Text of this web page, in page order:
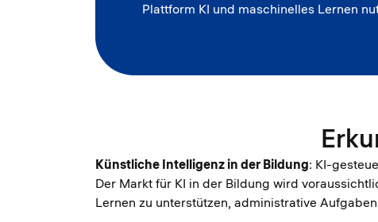
Plattform KI und maschinelles Lernen
Künstliche Intelligenz in der Bildung: KI-
Der Markt für KI in der Bildung wird
Lernen zu unterstützen, administrative